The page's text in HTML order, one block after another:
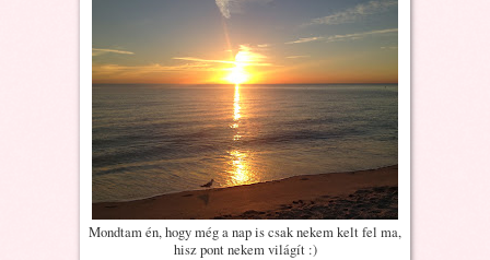
Mondtam én, hogy még a nap is csak nekem kelt fel ma,
hisz pont nekem világít :)